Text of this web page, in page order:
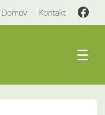
Domov Kontakt
☰